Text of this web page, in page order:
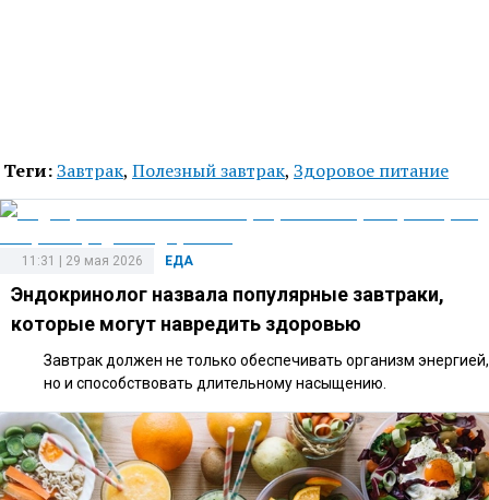
Теги:Завтрак, Полезный завтрак, Здоровое питание
ЕДА
11:31 | 29 мая 2026
Эндокринолог назвала популярные завтраки,
которые могут навредить здоровью
Завтрак должен не только обеспечивать организм энергией,
но и способствовать длительному насыщению.